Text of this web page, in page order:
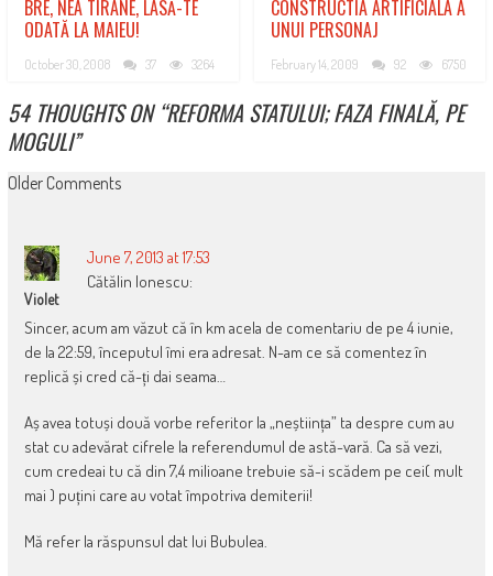
BRE, NEA TIRANE, LASĂ-TE
ODATĂ LA MAIEU!
October 30, 2008 37 3264
CONSTRUCTIA ARTIFICIALA A
UNUI PERSONAJ
February 14, 2009 92 6750
54 THOUGHTS ON “REFORMA STATULUI; FAZA FINALĂ, PE
MOGULI”
COMMENT
Older Comments
Violet
June 7, 2013 at 17:53
Cătălin Ionescu:
Sincer, acum am văzut că în km acela de comentariu de pe 4 iunie,
de la 22:59, începutul îmi era adresat. N-am ce să comentez în
replică și cred că-ți dai seama…
Aș avea totuși două vorbe referitor la „neștiința” ta despre cum au
stat cu adevărat cifrele la referendumul de astă-vară. Ca să vezi,
cum credeai tu că din 7,4 milioane trebuie să-i scădem pe cei( mult
mai ) puțini care au votat împotriva demiterii!
Mă refer la răspunsul dat lui Bubulea.